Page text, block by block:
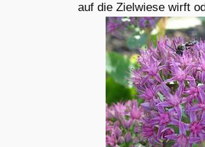
auf die Zielwiese wirft